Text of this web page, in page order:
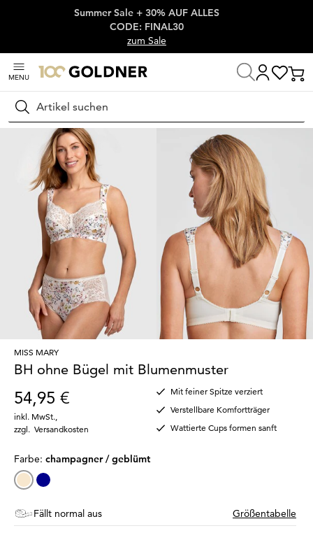
Überspringe Navigation, direkt zum Content
Summer Sale + 30% AUF ALLES
CODE: FINAL30
zum Sale
MENU
Suchen
Startseite Wäsche & Bademode
MISS MARY
BH ohne Bügel mit Blumenmuster
54,95 €
inkl. MwSt.
zzgl. Versandkosten
Mit feiner Spitze verziert
Verstellbare Komfortträger
Wattierte Cups formen sanft
Farbe: champagner / geblümt
Fällt normal aus Größentabelle